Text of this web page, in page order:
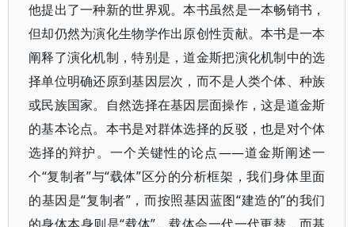
他提出了一种新的世界观。本书虽然是一本畅销书，
但却仍然为演化生物学作出原创性贡献。本书是一本
阐释了演化机制，特别是，道金斯把演化机制中的选
择单位明确还原到基因层次，而不是人类个体、种族
或民族国家。自然选择在基因层面操作，这是道金斯
的基本论点。本书是对群体选择的反驳，也是对个体
选择的辩护。一个关键性的论点——道金斯阐述一
个“复制者”与“载体”区分的分析框架，我们身体里面
的基因是“复制者”，而按照基因蓝图“建造的”的我们